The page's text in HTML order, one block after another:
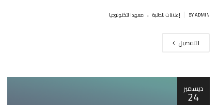
BY ADMIN إعلانات للطلبة . معهد التكنولوجيا
التفصيل
ديسمبر
24